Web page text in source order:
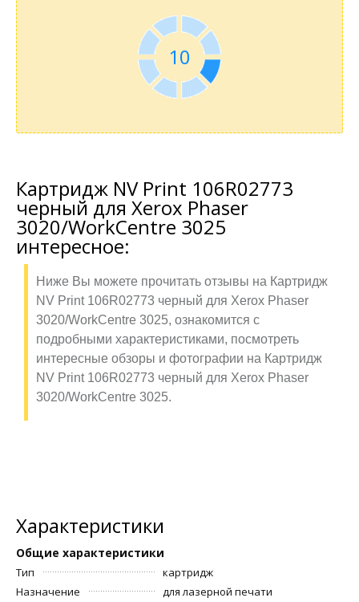
9
Картридж NV Print 106R02773
черный для Xerox Phaser
3020/WorkCentre 3025
интересное:
Ниже Вы можете прочитать отзывы на Картридж
NV Print 106R02773 черный для Xerox Phaser
3020/WorkCentre 3025, ознакомится с
подробными характеристиками, посмотреть
интересные обзоры и фотографии на Картридж
NV Print 106R02773 черный для Xerox Phaser
3020/WorkCentre 3025.
Характеристики
Общие характеристики
Тип
картридж
Назначение
для лазерной печати